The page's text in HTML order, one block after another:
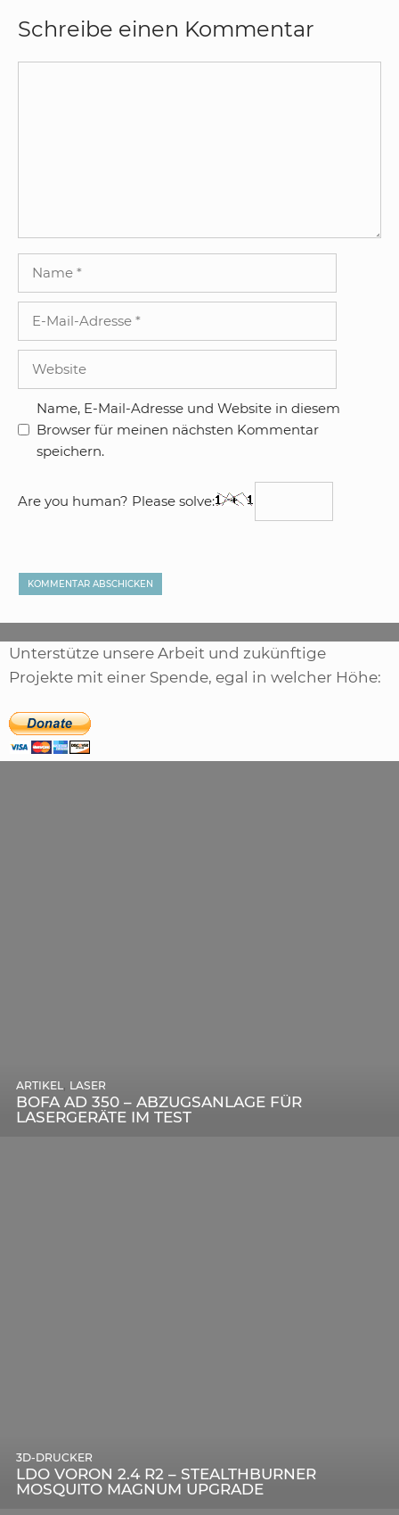
Schreibe einen Kommentar
Adresse
Name, E-Mail-Adresse und Website in diesem
Browser für meinen nächsten Kommentar
speichern.
Are you human? Please solve:
Unterstütze unsere Arbeit und zukünftige
Projekte mit einer Spende, egal in welcher Höhe:
BOFA AD 350 – ABZUGSANLAGE FÜR
LASERGERÄTE IM TEST
ARTIKEL , LASER
DIE BEDEUTENDSTEN SCHRITTE ZUR
ERFOLGREICHEN MARKENBILDUNG IN DER
DIGITALEN ÄRA
LDO VORON 2.4 R2 – STEALTHBURNER
MOSQUITO MAGNUM UPGRADE
3D-DRUCKER